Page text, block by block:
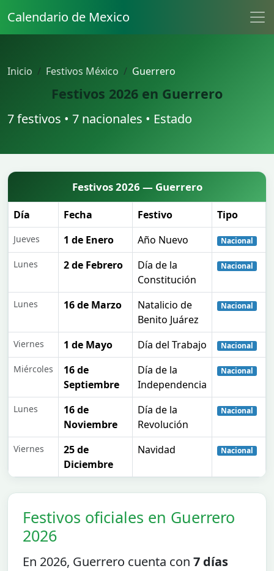
Calendario de Mexico
Inicio Festivos México Guerrero
Festivos 2026 en Guerrero
7 festivos • 7 nacionales • Estado
Festivos 2026 — Guerrero
Día Fecha Festivo Tipo
Jueves 1 de Enero Año Nuevo Nacional
Lunes 2 de Febrero
Día de la
Constitución
Nacional
Lunes 16 de Marzo
Natalicio de
Benito Juárez
Nacional
Viernes 1 de Mayo Día del Trabajo Nacional
Miércoles
16 de
Septiembre
Día de la
Independencia
Nacional
Lunes
16 de
Noviembre
Día de la
Revolución
Nacional
Viernes
25 de
Diciembre
Navidad Nacional
Festivos oficiales en Guerrero
2026
En 2026, Guerrero cuenta con 7 días